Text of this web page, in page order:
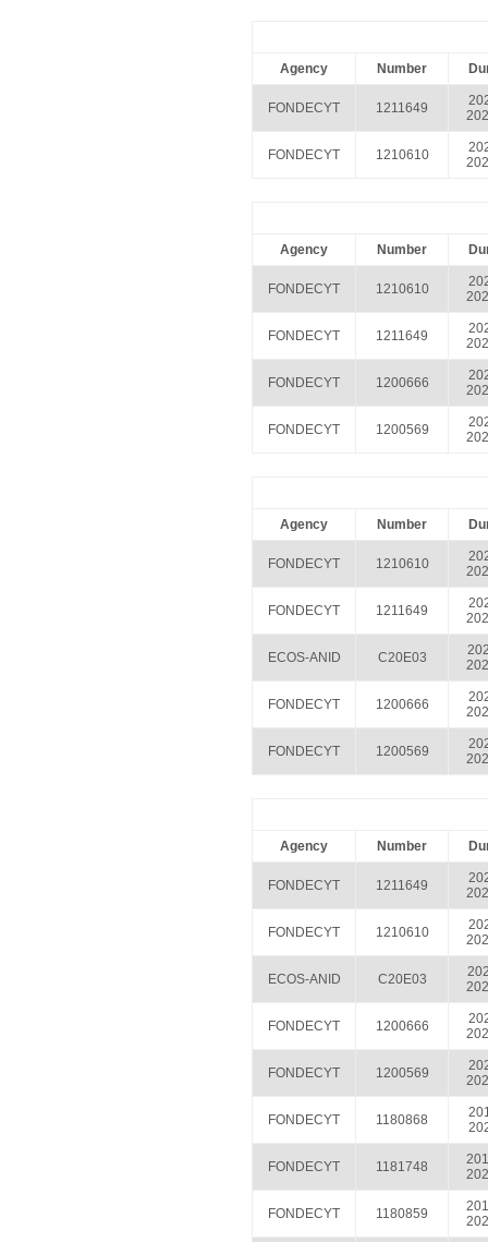
Agency Number
FONDECYT 1211649
FONDECYT 1210610
Agency Number
FONDECYT 1210610
FONDECYT 1211649
FONDECYT 1200666
FONDECYT 1200569
Agency Number
FONDECYT 1210610
FONDECYT 1211649
ECOS-ANID C20E03
FONDECYT 1200666
FONDECYT 1200569
Agency Number
FONDECYT 1211649
FONDECYT 1210610
ECOS-ANID C20E03
FONDECYT 1200666
FONDECYT 1200569
FONDECYT 1180868
FONDECYT 1181748
FONDECYT 1180859